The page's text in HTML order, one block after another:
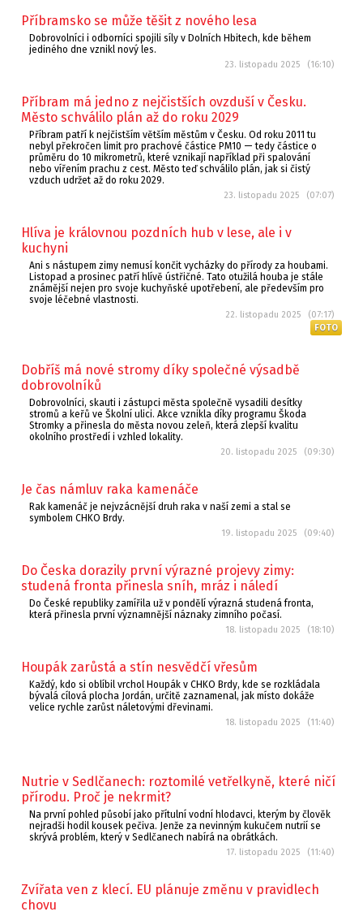
Příbramsko se může těšit z nového lesa
Dobrovolníci i odborníci spojili síly v Dolních Hbitech, kde během
jediného dne vznikl nový les.
23. listopadu 2025 (16:10)
Příbram má jedno z nejčistších ovzduší v Česku.
Město schválilo plán až do roku 2029
Příbram patří k nejčistším větším městům v Česku. Od roku 2011 tu
nebyl překročen limit pro prachové částice PM10 — tedy částice o
průměru do 10 mikrometrů, které vznikají například při spalování
nebo vířením prachu z cest. Město teď schválilo plán, jak si čistý
vzduch udržet až do roku 2029.
23. listopadu 2025 (07:07)
Hlíva je královnou pozdních hub v lese, ale i v
kuchyni
Ani s nástupem zimy nemusí končit vycházky do přírody za houbami.
Listopad a prosinec patří hlívě ústřičné. Tato otužilá houba je stále
známější nejen pro svoje kuchyňské upotřebení, ale především pro
svoje léčebné vlastnosti.
22. listopadu 2025 (07:17)
FOTO
Dobříš má nové stromy díky společné výsadbě
dobrovolníků
Dobrovolníci, skauti i zástupci města společně vysadili desítky
stromů a keřů ve Školní ulici. Akce vznikla díky programu Škoda
Stromky a přinesla do města novou zeleň, která zlepší kvalitu
okolního prostředí i vzhled lokality.
20. listopadu 2025 (09:30)
Je čas námluv raka kamenáče
Rak kamenáč je nejvzácnější druh raka v naší zemi a stal se
symbolem CHKO Brdy.
19. listopadu 2025 (09:40)
Do Česka dorazily první výrazné projevy zimy:
studená fronta přinesla sníh, mráz i náledí
Do České republiky zamířila už v pondělí výrazná studená fronta,
která přinesla první významnější náznaky zimního počasí.
18. listopadu 2025 (18:10)
Houpák zarůstá a stín nesvědčí vřesům
Každý, kdo si oblíbil vrchol Houpák v CHKO Brdy, kde se rozkládala
bývalá cílová plocha Jordán, určitě zaznamenal, jak místo dokáže
velice rychle zarůst náletovými dřevinami.
18. listopadu 2025 (11:40)
Nutrie v Sedlčanech: roztomilé vetřelkyně, které ničí
přírodu. Proč je nekrmit?
Na první pohled působí jako přítulní vodní hlodavci, kterým by člověk
nejradši hodil kousek pečiva. Jenže za nevinným kukučem nutrií se
skrývá problém, který v Sedlčanech nabírá na obrátkách.
17. listopadu 2025 (11:40)
Zvířata ven z klecí. EU plánuje změnu v pravidlech
chovu